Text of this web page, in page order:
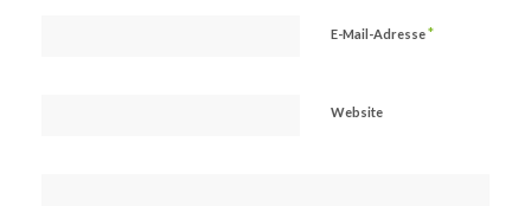
E-Mail-Adresse*
Website